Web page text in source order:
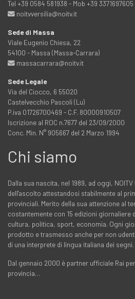
Tel +39 0584 581938 - Mob +39 3371697605
noitvversilia@noitv.it
Sede di Massa
Viale Eugenio Chiesa, 22
54100 - Massa (Massa-Carrara)
massacarrara@noitv.it
Sede Legale
Via del Ciocco, 6 55020
Castelvecchio Pascoli (Lu)
P.iva 01726700469 - C.F. 80000910507
Iscrizione al ROC n.7677 del 23/09/2000
Conc. Min. N° 905667 del 2 Marzo 1994
Chi siamo
Dalla sua nascita, nel 1989, ad oggi,
dell'ascolto attestandosi stabilmente al
provinciali. Merito della sua attenzione al
costantemente con 15 edizioni giornaliere
cultura, politica, sport, economia. Ogni
prodotto e trasmesso anche per non
di una interprete di lingua italiana dei segni.
Dal gennaio 2000 è partner ufficiale Rai
provincia…